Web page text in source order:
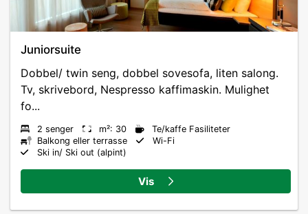
Juniorsuite
Dobbel/ twin seng, dobbel sovesofa, liten salong.
Tv, skrivebord, Nespresso kaffimaskin. Mulighet
fo...
2 senger m²: 30
Te/kaffe Fasiliteter
Balkong eller terrasse
Wi-Fi
Ski in/ Ski out (alpint)
Vis